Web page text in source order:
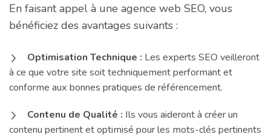
En faisant appel à une agence web SEO, vous
bénéficiez des avantages suivants :
Optimisation Technique : Les experts SEO veilleront
à ce que votre site soit techniquement performant et
conforme aux bonnes pratiques de référencement.
Contenu de Qualité : Ils vous aideront à créer un
contenu pertinent et optimisé pour les mots-clés pertinents